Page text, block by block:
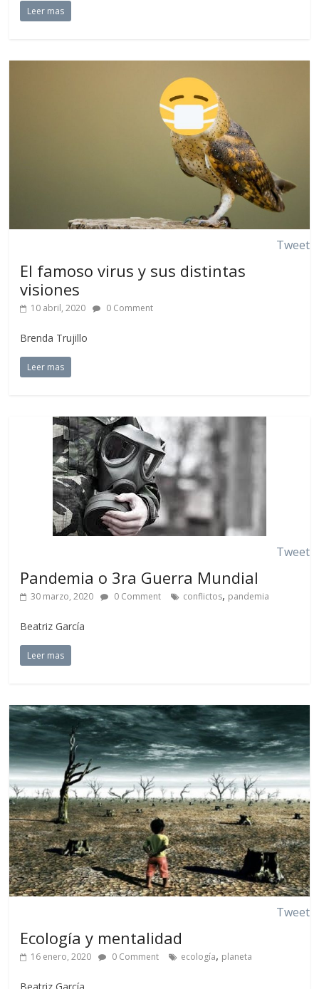
Leer mas
Tweet
El famoso virus y sus distintas
visiones
10 abril, 2020 0 Comment
Brenda Trujillo
Leer mas
Tweet
Pandemia o 3ra Guerra Mundial
30 marzo, 2020 0 Comment conflictos, pandemia
Beatriz García
Leer mas
Tweet
Ecología y mentalidad
16 enero, 2020 0 Comment ecología, planeta